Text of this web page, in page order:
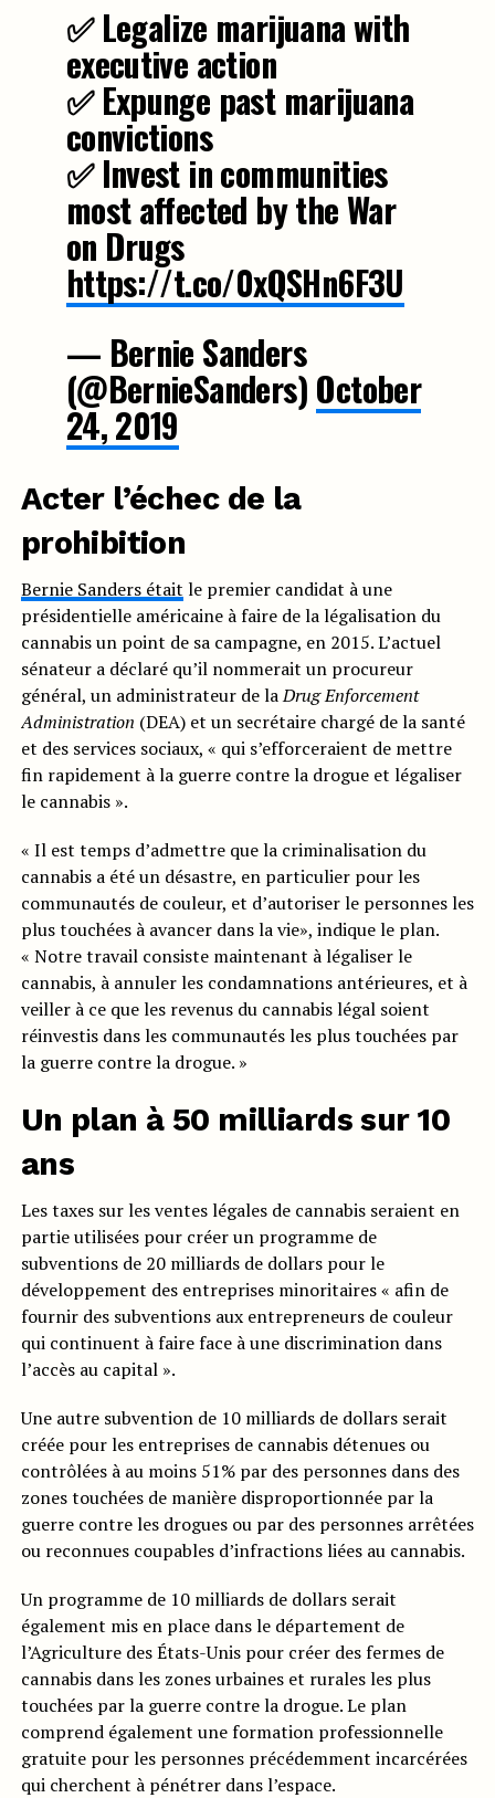
✅ Legalize marijuana with
executive action
✅ Expunge past marijuana
convictions
✅ Invest in communities
most affected by the War
on Drugs
https://t.co/0xQSHn6F3U
— Bernie Sanders
(@BernieSanders) October
24, 2019
Acter l’échec de la
prohibition
Bernie Sanders était le premier candidat à une
présidentielle américaine à faire de la légalisation du
cannabis un point de sa campagne, en 2015. L’actuel
sénateur a déclaré qu’il nommerait un procureur
général, un administrateur de laDrug Enforcement
Administration (DEA) et un secrétaire chargé de la santé
et des services sociaux, « qui s’efforceraient de mettre
fin rapidement à la guerre contre la drogue et légaliser
le cannabis ».
« Il est temps d’admettre que la criminalisation du
cannabis a été un désastre, en particulier pour les
communautés de couleur, et d’autoriser le personnes les
plus touchées à avancer dans la vie», indique le plan.
« Notre travail consiste maintenant à légaliser le
cannabis, à annuler les condamnations antérieures, et à
veiller à ce que les revenus du cannabis légal soient
réinvestis dans les communautés les plus touchées par
la guerre contre la drogue. »
Un plan à 50 milliards sur 10
ans
Les taxes sur les ventes légales de cannabis seraient en
partie utilisées pour créer un programme de
subventions de 20 milliards de dollars pour le
développement des entreprises minoritaires « afin de
fournir des subventions aux entrepreneurs de couleur
qui continuent à faire face à une discrimination dans
l’accès au capital ».
Une autre subvention de 10 milliards de dollars serait
créée pour les entreprises de cannabis détenues ou
contrôlées à au moins 51% par des personnes dans des
zones touchées de manière disproportionnée par la
guerre contre les drogues ou par des personnes arrêtées
ou reconnues coupables d’infractions liées au cannabis.
Un programme de 10 milliards de dollars serait
également mis en place dans le département de
l’Agriculture des États-Unis pour créer des fermes de
cannabis dans les zones urbaines et rurales les plus
touchées par la guerre contre la drogue. Le plan
comprend également une formation professionnelle
gratuite pour les personnes précédemment incarcérées
qui cherchent à pénétrer dans l’espace.